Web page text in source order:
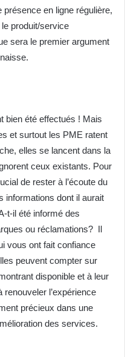
en ligne régulière,
produit/service
sera le premier argument
bien été effectués ! Mais
et surtout les PME ratent
elles se lancent dans la
ceux existants. Pour
de rester à l’écoute du
informations dont il aurait
t-il été informé des
ou réclamations? Il
vous ont fait confiance
peuvent compter sur
disponible et à leur
l’expérience
précieux dans une
des services.